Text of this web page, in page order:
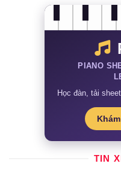
3
PIANO
Học đàn, tải